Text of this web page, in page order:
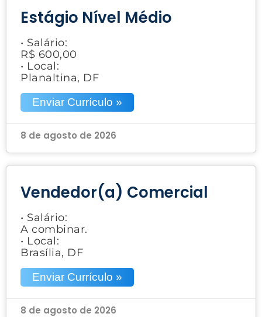
Estágio Nível Médio
• Salário:
R$ 600,00
• Local:
Planaltina, DF
Enviar Currículo »
8 de agosto de 2026
Vendedor(a) Comercial
• Salário:
A combinar.
• Local:
Brasília, DF
Enviar Currículo »
8 de agosto de 2026